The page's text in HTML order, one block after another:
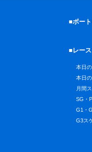
■ボー
■レー
本日
本日
月間
SG・
G1・
G3ス